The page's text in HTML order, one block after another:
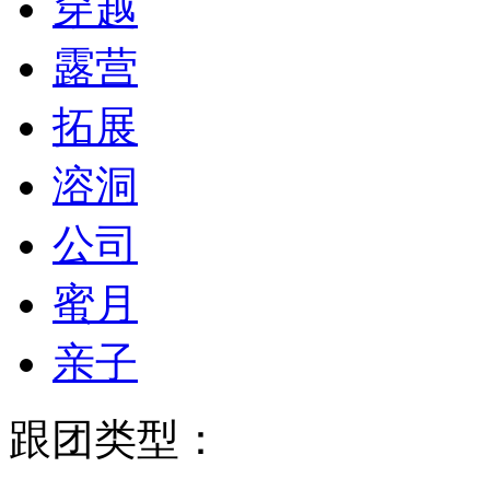
露营
拓展
溶洞
公司
蜜月
亲子
跟团类型：